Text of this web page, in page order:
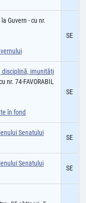
Guvern - cu nr.
SE
disciplină, imunităţi
nr. 74-FAVORABIL
în fond
SE
Senatului
SE
Senatului
SE